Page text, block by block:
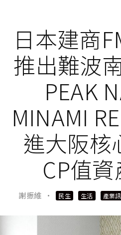
日本建商
推出難波
PEAK
MINAMI
進大阪核
CP值
謝振維 · 民生 生活 產業